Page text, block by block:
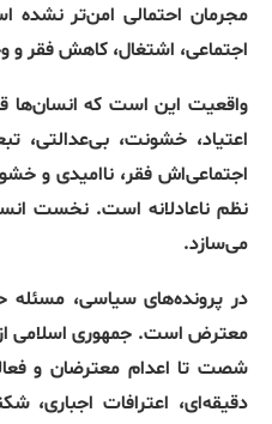
مجرمان احتمالی امن‌تر نشده
اجتماعی، اشتغال، کاهش فقر و
واقعیت این است که انسان‌ها
اعتیاد، خشونت، بی‌عدالتی،
اجتماعی‌اش فقر، ناامیدی و
نظم ناعادلانه است. نخست
می‌سازد.
در پرونده‌های سیاسی، مسئله
معترض است. جمهوری اسلامی
شصت تا اعدام معترضان و
دقیقه‌ای، اعترافات